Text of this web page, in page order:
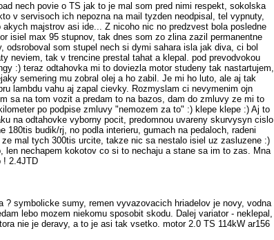
nech povie o TS jak to je mal som pred nimi respekt, sokolska
v servisoch ich nepozna na mail tyzden neodpisal, tel vypnuty,
majstrov asi ide... Z nicoho nic no predzvest bola posledne
isiel max 95 stupnov, tak dnes som zo zlina zazil permanentne
odsroboval som stupel nech si dymi sahara isla jak diva, ci bol
neviem, tak v trencine prestal tahat a klepal. pod prevodvokou
:) teraz odtahovka mi to doviezla motor studeny tak nastartujem,
semering mu zobral olej a ho zabil. Je mi ho luto, ale aj tak
lambdu vahu aj zapal cievky. Rozmyslam ci nevymenim ojn
sa na tom vozit a predam to na bazos, dam do zmluvy ze mi to
po podpise zmluvy "nemozem za to" :) klepe klepe :) Aj to
na odtahovke vyborny pocit, predomnou uvareny skurvysyn cislo
180tis budik/rj, no podla interieru, gumach na pedaloch, radeni
mal tych 300tis urcite, takze nic sa nestalo isiel uz zasluzene :)
len nechapem kokotov co si to nechaju a stane sa im to zas. Mna
! 2.4JTD
? symbolicke sumy, remen vyvazovacich hriadelov je novy, vodna
lebo mozem niekomu sposobit skodu. Dalej variator - neklepal,
nie je deravy, a to je asi tak vsetko. motor 2.0 TS 114kW ar156